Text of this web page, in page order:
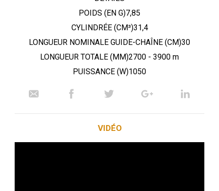
POIDS (EN G)7,85
CYLINDRÉE (CM³)31,4
LONGUEUR NOMINALE GUIDE-CHAÎNE (CM)30
LONGUEUR TOTALE (MM)2700 - 3900 m
PUISSANCE (W)1050
VIDÉO